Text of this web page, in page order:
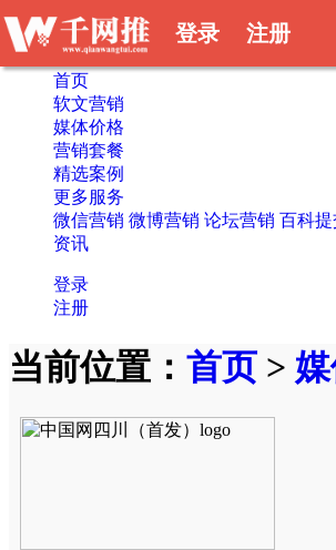
登录 注册
首页
软文营销
媒体价格
营销套餐
精选案例
更多服务
微信营销 微博营销 论坛营销 百科提
资讯
登录
注册
当前位置： 首页 >